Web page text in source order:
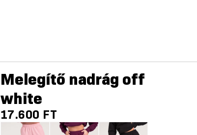
Melegítő nadrág off
white
17.600 FT